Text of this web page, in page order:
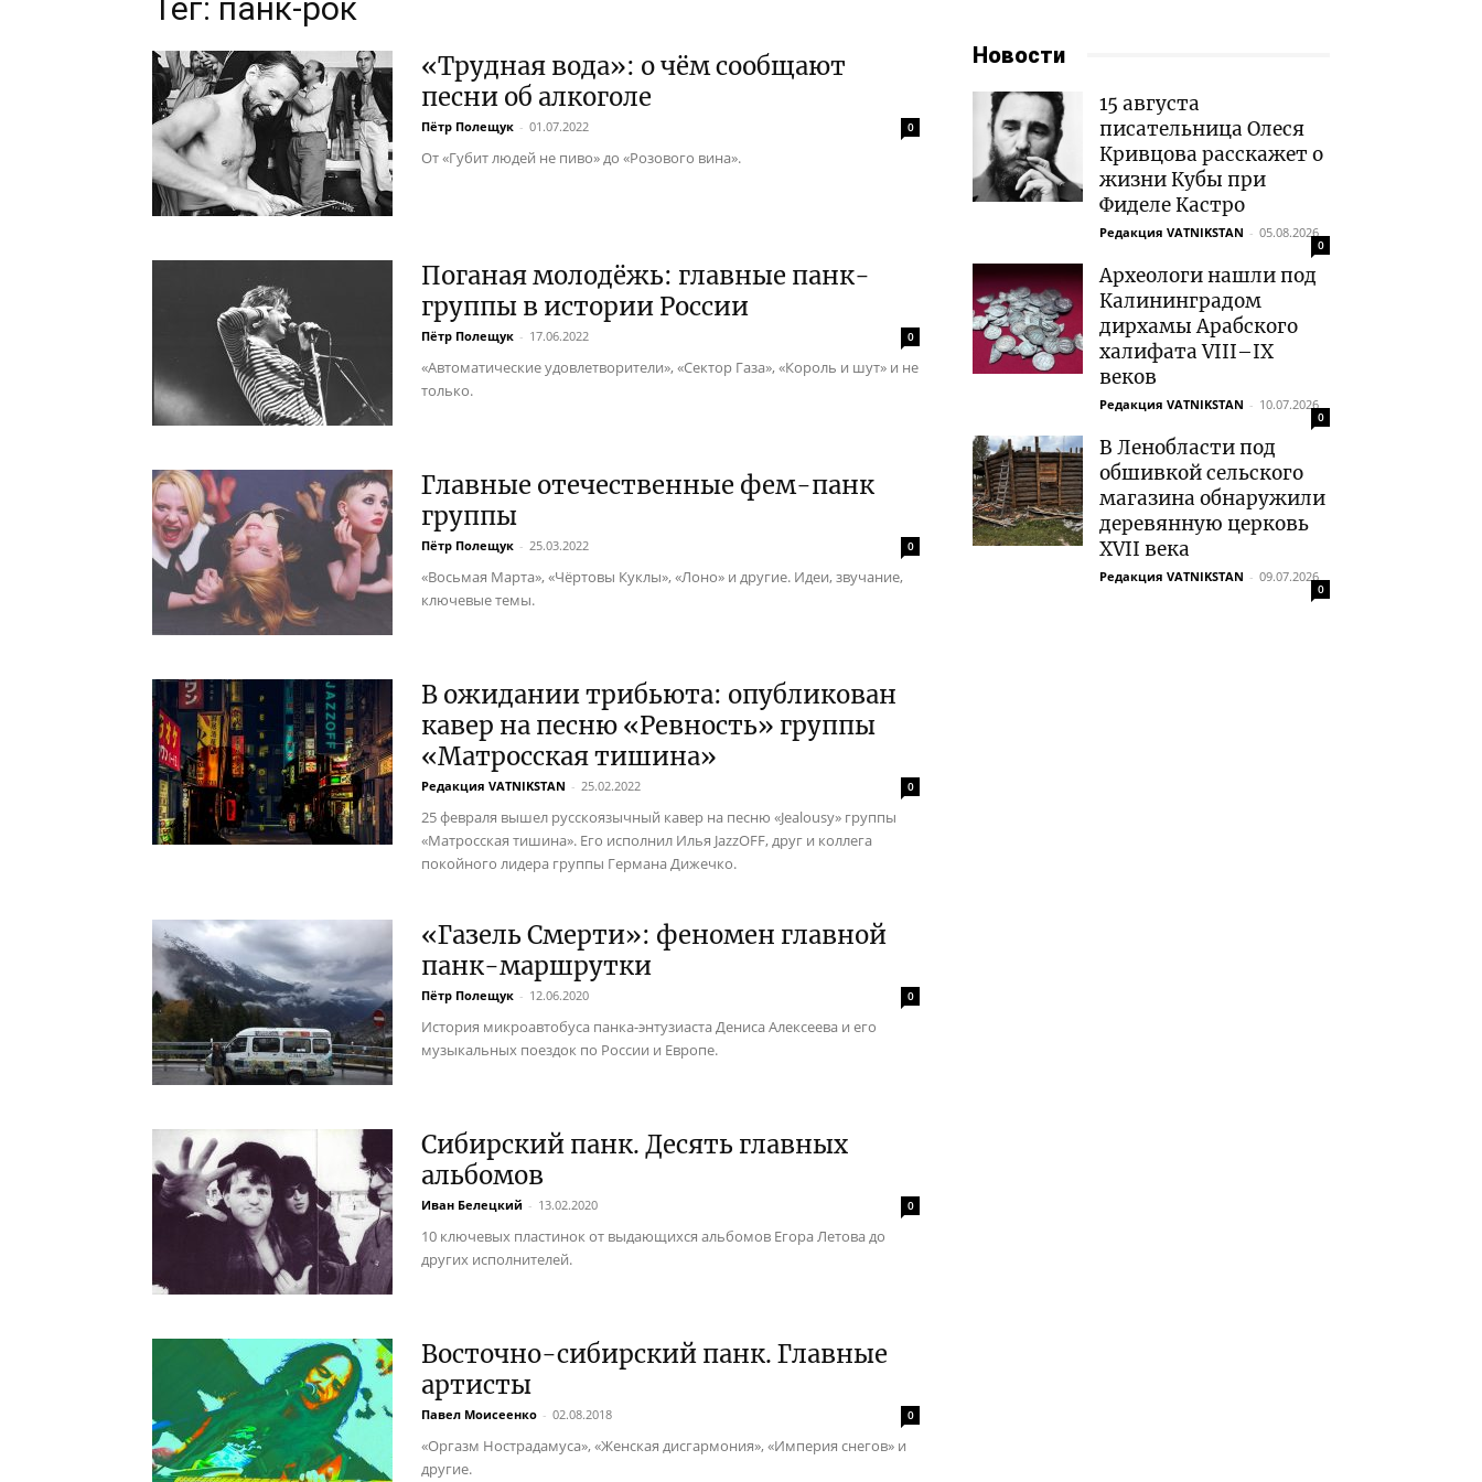
Тег: панк-рок
«Трудная вода»: о чём сообщают
песни об алкоголе
Пётр Полещук - 01.07.2022 0
От «Губит людей не пиво» до «Розового вина».
Поганая молодёжь: главные панк-
группы в истории России
Пётр Полещук - 17.06.2022 0
«Автоматические удовлетворители», «Сектор Газа», «Король и шут» и не
только.
Главные отечественные фем-панк
группы
Пётр Полещук - 25.03.2022 0
«Восьмая Марта», «Чёртовы Куклы», «Лоно» и другие. Идеи, звучание,
ключевые темы.
В ожидании трибьюта: опубликован
кавер на песню «Ревность» группы
«Матросская тишина»
Редакция VATNIKSTAN - 25.02.2022 0
25 февраля вышел русскоязычный кавер на песню «Jealousy» группы
«Матросская тишина». Его исполнил Илья JazzOFF, друг и коллега
покойного лидера группы Германа Дижечко.
«Газель Смерти»: феномен главной
панк-маршрутки
Пётр Полещук - 12.06.2020 0
История микроавтобуса панка-энтузиаста Дениса Алексеева и его
музыкальных поездок по России и Европе.
Сибирский панк. Десять главных
альбомов
Иван Белецкий - 13.02.2020 0
10 ключевых пластинок от выдающихся альбомов Егора Летова до
других исполнителей.
Восточно-сибирский панк. Главные
артисты
Павел Моисеенко - 02.08.2018 0
«Оргазм Нострадамуса», «Женская дисгармония», «Империя снегов» и
другие.
Новости
15 августа
писательница Олеся
Кривцова расскажет о
жизни Кубы при
Фиделе Кастро
Редакция VATNIKSTAN - 05.08.2026
0
Археологи нашли под
Калининградом
дирхамы Арабского
халифата VIII–IX
веков
Редакция VATNIKSTAN - 10.07.2026
0
В Ленобласти под
обшивкой сельского
магазина обнаружили
деревянную церковь
XVII века
Редакция VATNIKSTAN - 09.07.2026
0